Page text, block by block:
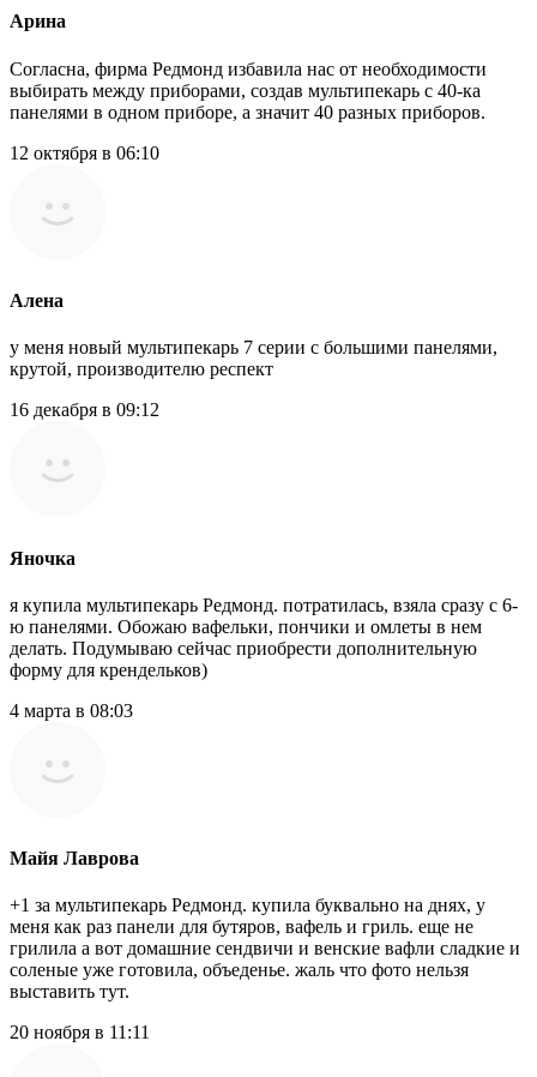
Арина
Согласна, фирма Редмонд избавила нас от необходимости
выбирать между приборами, создав мультипекарь с 40-ка
панелями в одном приборе, а значит 40 разных приборов.
12 октября в 06:10
Алена
у меня новый мультипекарь 7 серии с большими панелями,
крутой, производителю респект
16 декабря в 09:12
Яночка
я купила мультипекарь Редмонд. потратилась, взяла сразу с 6-
ю панелями. Обожаю вафельки, пончики и омлеты в нем
делать. Подумываю сейчас приобрести дополнительную
форму для крендельков)
4 марта в 08:03
Майя Лаврова
+1 за мультипекарь Редмонд. купила буквально на днях, у
меня как раз панели для бутяров, вафель и гриль. еще не
грилила а вот домашние сендвичи и венские вафли сладкие и
соленые уже готовила, объеденье. жаль что фото нельзя
выставить тут.
20 ноября в 11:11